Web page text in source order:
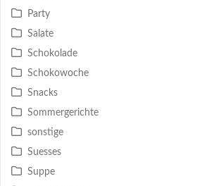
Party
Salate
Schokolade
Schokowoche
Snacks
Sommergerichte
sonstige
Suesses
Suppe